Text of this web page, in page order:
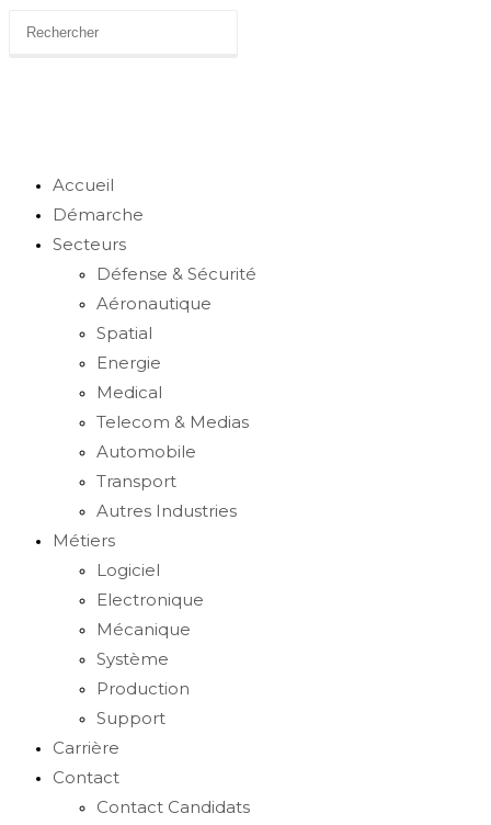
Accueil
Démarche
Secteurs
Défense & Sécurité
Aéronautique
Spatial
Energie
Medical
Telecom & Medias
Automobile
Transport
Autres Industries
Métiers
Logiciel
Electronique
Mécanique
Système
Production
Support
Carrière
Contact
Contact Candidats